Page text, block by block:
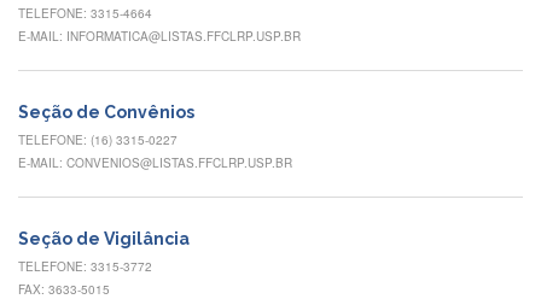
Você
não
Reuniões
Conheça
Formulários
Contato
TELEFONE: 3315-4664
E-MAIL: INFORMATICA@LISTAS.FFCLRP.USP.BR
Seção de Convênios
TELEFONE: (16) 3315-0227
E-MAIL: CONVENIOS@LISTAS.FFCLRP.USP.BR
Seção de Vigilância
TELEFONE: 3315-3772
FAX: 3633-5015